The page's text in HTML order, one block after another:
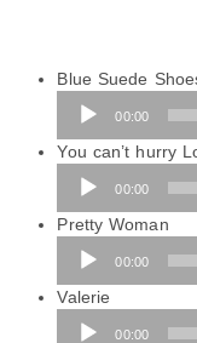
Blue Suede
Audio-
Player
00:00
You can’t hurry
00:00
Pretty Woman
00:00
Valerie
00:00